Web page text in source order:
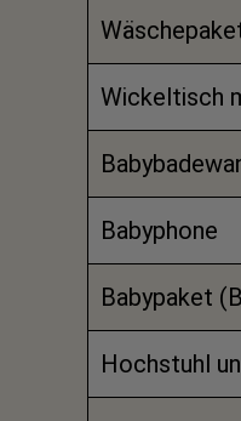
Wickeltisch
Babyphone
Babypaket
Hochstuhl